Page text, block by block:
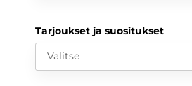
Tarjoukset ja suositukset
Valitse